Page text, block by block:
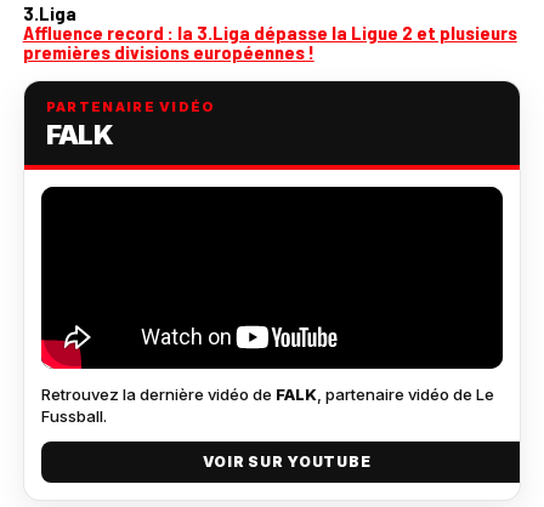
3.Liga
Affluence record : la 3.Liga dépasse la Ligue 2 et plusieurs
premières divisions européennes !
PARTENAIRE VIDÉO
FALK
Retrouvez la dernière vidéo de FALK, partenaire vidéo de Le
Fussball.
VOIR SUR YOUTUBE